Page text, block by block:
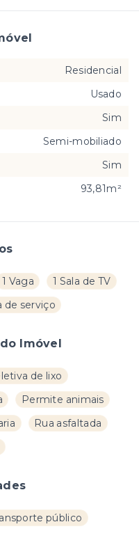
1 Vaga
1 Sala de TV
de serviço
Imóvel
de lixo
Permite animais
Rua asfaltada
público
Residencial
Usado
Sim
Semi-mobiliado
Sim
93,81m²